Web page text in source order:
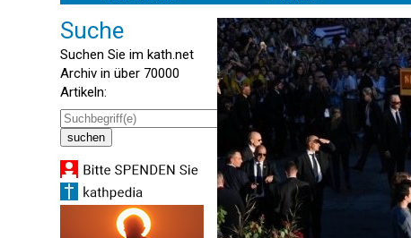
Suche
Suchen Sie im kath.net
Archiv in über 70000
Artikeln: